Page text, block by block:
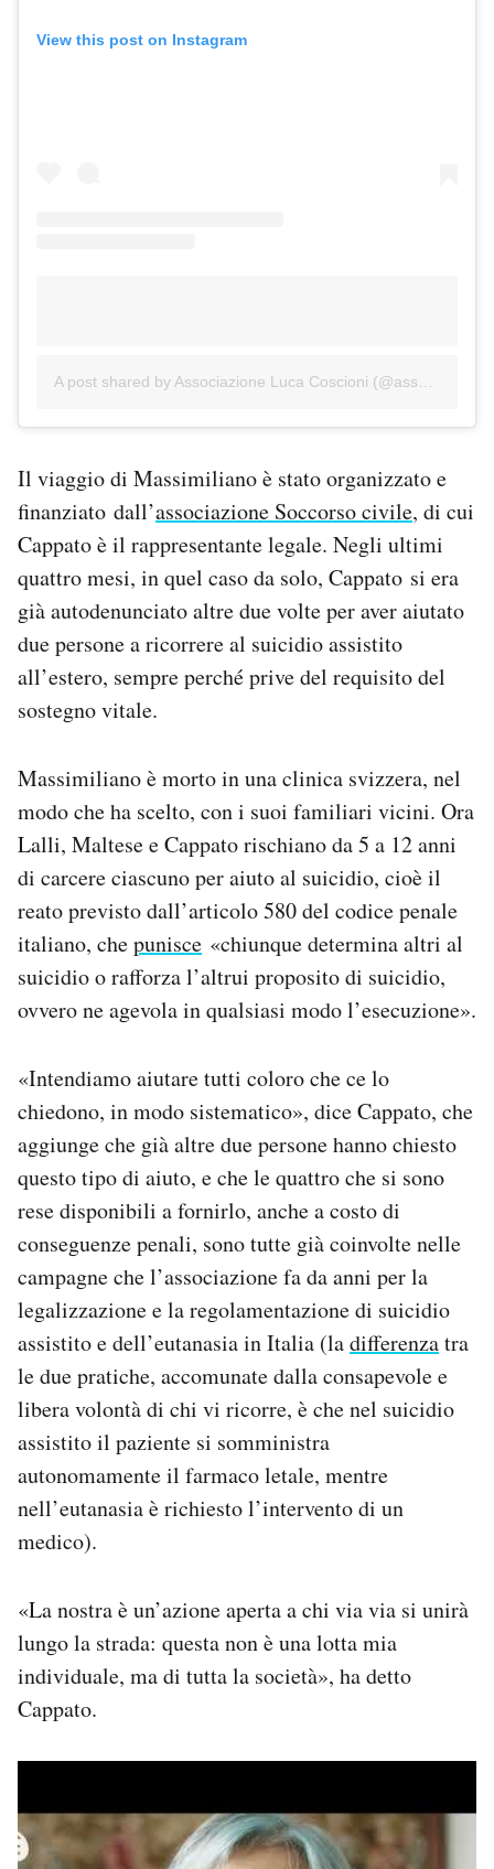
View this post on Instagram
Il viaggio di Massimiliano è stato organizzato e
finanziato dall’associazione Soccorso civile, di cui
Cappato è il rappresentante legale. Negli ultimi
quattro mesi, in quel caso da solo, Cappato si era
già autodenunciato altre due volte per aver aiutato
due persone a ricorrere al suicidio assistito
all’estero, sempre perché prive del requisito del
sostegno vitale.
Massimiliano è morto in una clinica svizzera, nel
modo che ha scelto, con i suoi familiari vicini. Ora
Lalli, Maltese e Cappato rischiano da 5 a 12 anni
di carcere ciascuno per aiuto al suicidio, cioè il
reato previsto dall’articolo 580 del codice penale
italiano, chepunisce «chiunque determina altri al
suicidio o rafforza l’altrui proposito di suicidio,
ovvero ne agevola in qualsiasi modo l’esecuzione».
«Intendiamo aiutare tutti coloro che ce lo
chiedono, in modo sistematico», dice Cappato, che
aggiunge che già altre due persone hanno chiesto
questo tipo di aiuto, e che le quattro che si sono
rese disponibili a fornirlo, anche a costo di
conseguenze penali, sono tutte già coinvolte nelle
campagne che l’associazione fa da anni per la
legalizzazione e la regolamentazione di suicidio
assistito e dell’eutanasia in Italia (ladifferenzatra
le due pratiche, accomunate dalla consapevole e
libera volontà di chi vi ricorre, è che nel suicidio
assistito il paziente si somministra
autonomamente il farmaco letale, mentre
nell’eutanasia è richiesto l’intervento di un
medico).
«La nostra è un’azione aperta a chi via via si unirà
lungo la strada: questa non è una lotta mia
individuale, ma di tutta la società», ha detto
Cappato.